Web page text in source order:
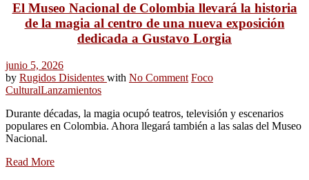
El Museo Nacional de Colombia llevará la historia
de la magia al centro de una nueva exposición
dedicada a Gustavo Lorgia
junio 5, 2026
by Rugidos Disidentes with No Comment Foco
CulturalLanzamientos
Durante décadas, la magia ocupó teatros, televisión y escenarios
populares en Colombia. Ahora llegará también a las salas del Museo
Nacional.
Read More